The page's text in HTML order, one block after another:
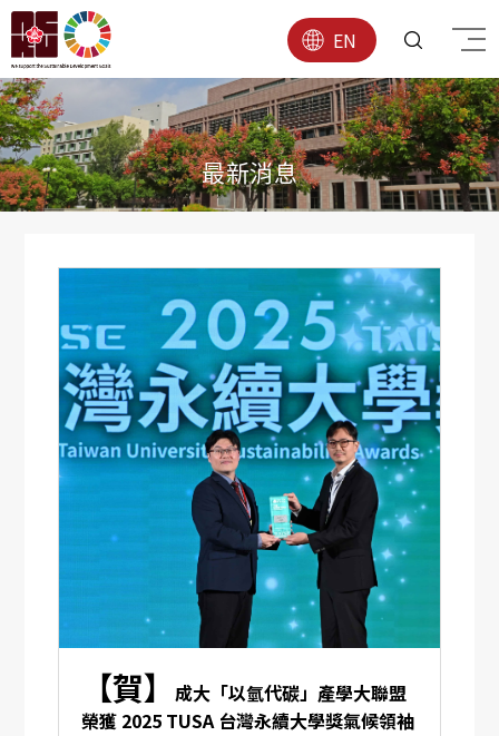
EN
最新消息
【賀】成大「以氫代碳」產學大聯盟
榮獲 2025 TUSA 台灣永續大學獎氣候領袖